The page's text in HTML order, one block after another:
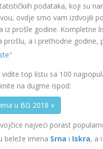
podataka, koji su
ovdje smo vam izdvojili
iz prošle godine. Kompletne
prošlu, a i prethodne godine,
"
top listu sa 100
na dugme ispod:
u BG 2018 »
najveći porast
beleže imena Srna i Iskra, a